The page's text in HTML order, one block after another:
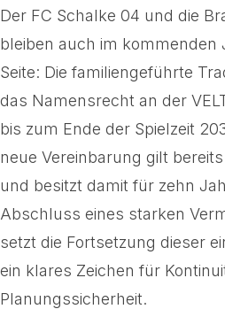
Der FC Schalke 04 und die
bleiben auch im kommenden
Seite: Die familiengeführte
das Namensrecht an der
bis zum Ende der Spielzeit
neue Vereinbarung gilt
und besitzt damit für zehn
Abschluss eines starken
setzt die Fortsetzung dieser
ein klares Zeichen für
Planungssicherheit.